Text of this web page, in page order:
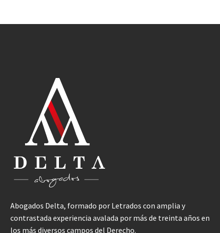
Abogados Delta, formado por Letrados con amplia y
contrastada experiencia avalada por más de treinta años en
los más diversos campos del Derecho.